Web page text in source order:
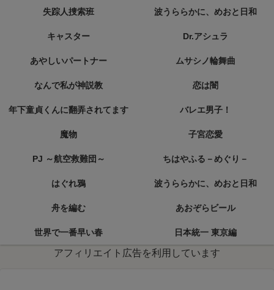
失踪人捜索班 波うららかに、めおと日和
キャスター Dr.アシュラ
あやしいパートナー ムサシノ輪舞曲
なんで私が神説教 恋は闇
年下童貞くんに翻弄されてます バレエ男子！
魔物 子宮恋愛
PJ ～航空救難団～ ちはやふる－めぐり－
はぐれ鴉 波うららかに、めおと日和
舟を編む あおぞらビール
世界で一番早い春 日本統一 東京編
アフィリエイト広告を利用しています